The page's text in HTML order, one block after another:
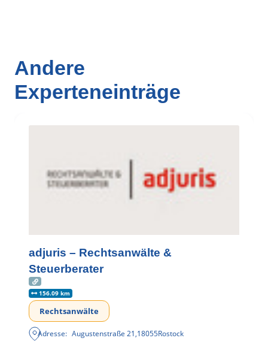
Andere
Experteneinträge
adjuris – Rechtsanwälte &
Steuerberater
156.09 km
Rechtsanwälte
Adresse: Augustenstraße 21,18055Rostock